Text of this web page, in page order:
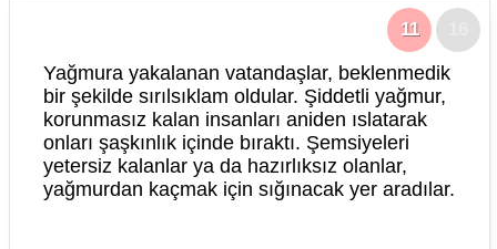
11
Yağmura yakalanan vatandaşlar, beklenmedik
bir şekilde sırılsıklam oldular. Şiddetli yağmur,
korunmasız kalan insanları aniden ıslatarak
onları şaşkınlık içinde bıraktı. Şemsiyeleri
yetersiz kalanlar ya da hazırlıksız olanlar,
yağmurdan kaçmak için sığınacak yer aradılar.